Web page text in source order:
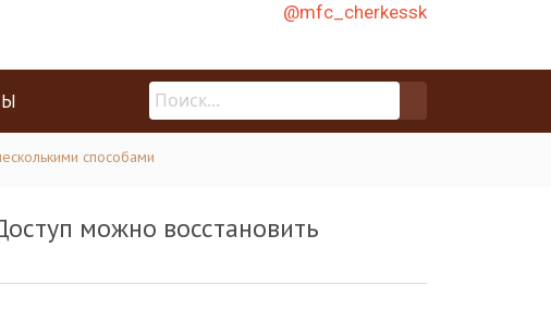
@mfc_cherkessk
способами
можно восстановить